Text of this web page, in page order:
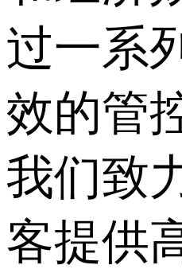
过一系
效的管
我们致
客提供